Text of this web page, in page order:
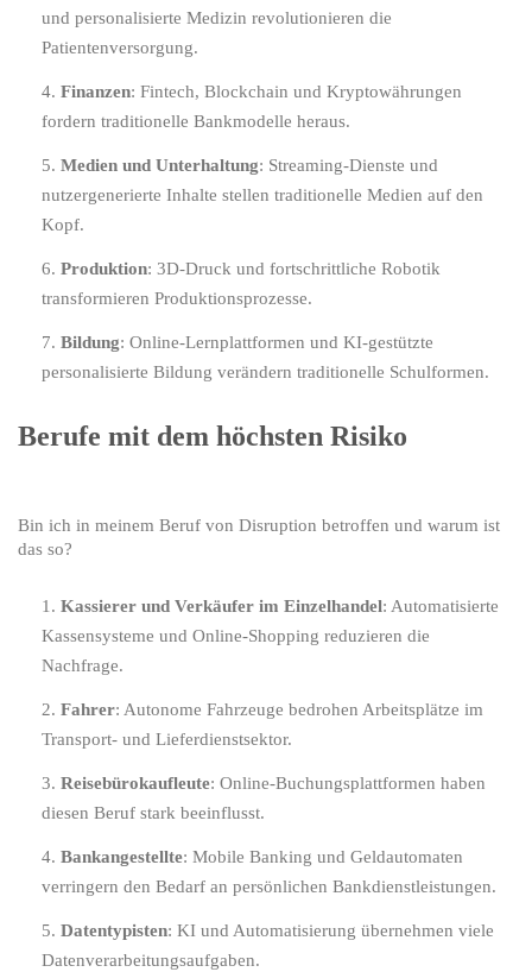
und personalisierte Medizin revolutionieren die
Patientenversorgung.
Finanzen: Fintech, Blockchain und Kryptowährungen
fordern traditionelle Bankmodelle heraus.
Medien und Unterhaltung: Streaming-Dienste und
nutzergenerierte Inhalte stellen traditionelle Medien auf den
Kopf.
Produktion: 3D-Druck und fortschrittliche Robotik
transformieren Produktionsprozesse.
Bildung: Online-Lernplattformen und KI-gestützte
personalisierte Bildung verändern traditionelle Schulformen.
Berufe mit dem höchsten Risiko
Bin ich in meinem Beruf von Disruption betroffen und warum ist
das so?
Kassierer und Verkäufer im Einzelhandel: Automatisierte
Kassensysteme und Online-Shopping reduzieren die
Nachfrage.
Fahrer: Autonome Fahrzeuge bedrohen Arbeitsplätze im
Transport- und Lieferdienstsektor.
Reisebürokaufleute: Online-Buchungsplattformen haben
diesen Beruf stark beeinflusst.
Bankangestellte: Mobile Banking und Geldautomaten
verringern den Bedarf an persönlichen Bankdienstleistungen.
Datentypisten: KI und Automatisierung übernehmen viele
Datenverarbeitungsaufgaben.